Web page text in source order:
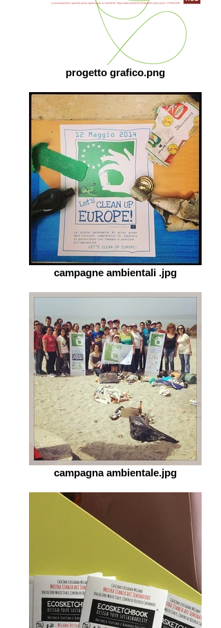
progetto grafico.png
campagne ambientali .jpg
campagna ambientale.jpg